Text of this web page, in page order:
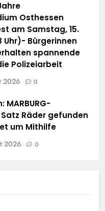
Osthessen
am Samstag, 15.
Uhr)- Bürgerinnen
spannende
Polizeiarbeit
2026 0
MARBURG-
Satz Räder gefunden
um Mithilfe
2026 0